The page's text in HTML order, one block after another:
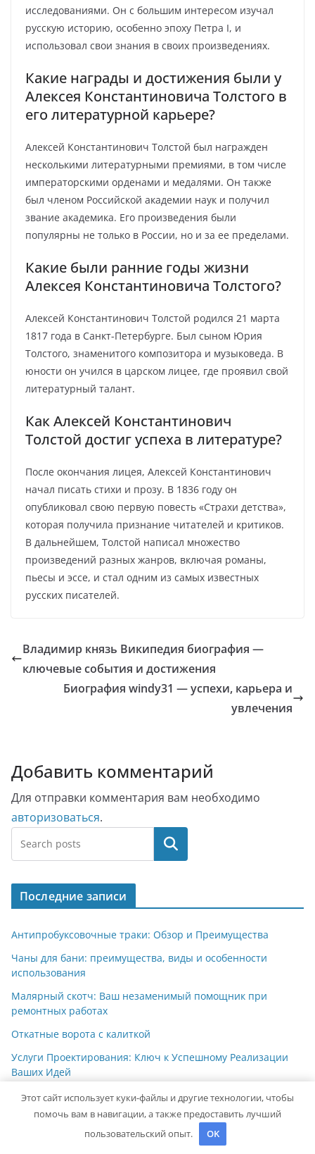
исследованиями. Он с большим интересом изучал
русскую историю, особенно эпоху Петра I, и
использовал свои знания в своих произведениях.
Какие награды и достижения были у
Алексея Константиновича Толстого в
его литературной карьере?
Алексей Константинович Толстой был награжден
несколькими литературными премиями, в том числе
императорскими орденами и медалями. Он также
был членом Российской академии наук и получил
звание академика. Его произведения были
популярны не только в России, но и за ее пределами.
Какие были ранние годы жизни
Алексея Константиновича Толстого?
Алексей Константинович Толстой родился 21 марта
1817 года в Санкт-Петербурге. Был сыном Юрия
Толстого, знаменитого композитора и музыковеда. В
юности он учился в царском лицее, где проявил свой
литературный талант.
Как Алексей Константинович
Толстой достиг успеха в литературе?
После окончания лицея, Алексей Константинович
начал писать стихи и прозу. В 1836 году он
опубликовал свою первую повесть «Страхи детства»,
которая получила признание читателей и критиков.
В дальнейшем, Толстой написал множество
произведений разных жанров, включая романы,
пьесы и эссе, и стал одним из самых известных
русских писателей.
Владимир князь Википедия биография —
ключевые события и достижения
Биография windy31 — успехи, карьера и
увлечения
Добавить комментарий
Для отправки комментария вам необходимо
авторизоваться.
Поиск
Последние записи
Антипробуксовочные траки: Обзор и Преимущества
Чаны для бани: преимущества, виды и особенности
использования
Малярный скотч: Ваш незаменимый помощник при
ремонтных работах
Откатные ворота с калиткой
Услуги Проектирования: Ключ к Успешному Реализации
Ваших Идей
Архив
Этот сайт использует куки-файлы и другие технологии, чтобы
помочь вам в навигации, а также предоставить лучший
пользовательский опыт.
OK